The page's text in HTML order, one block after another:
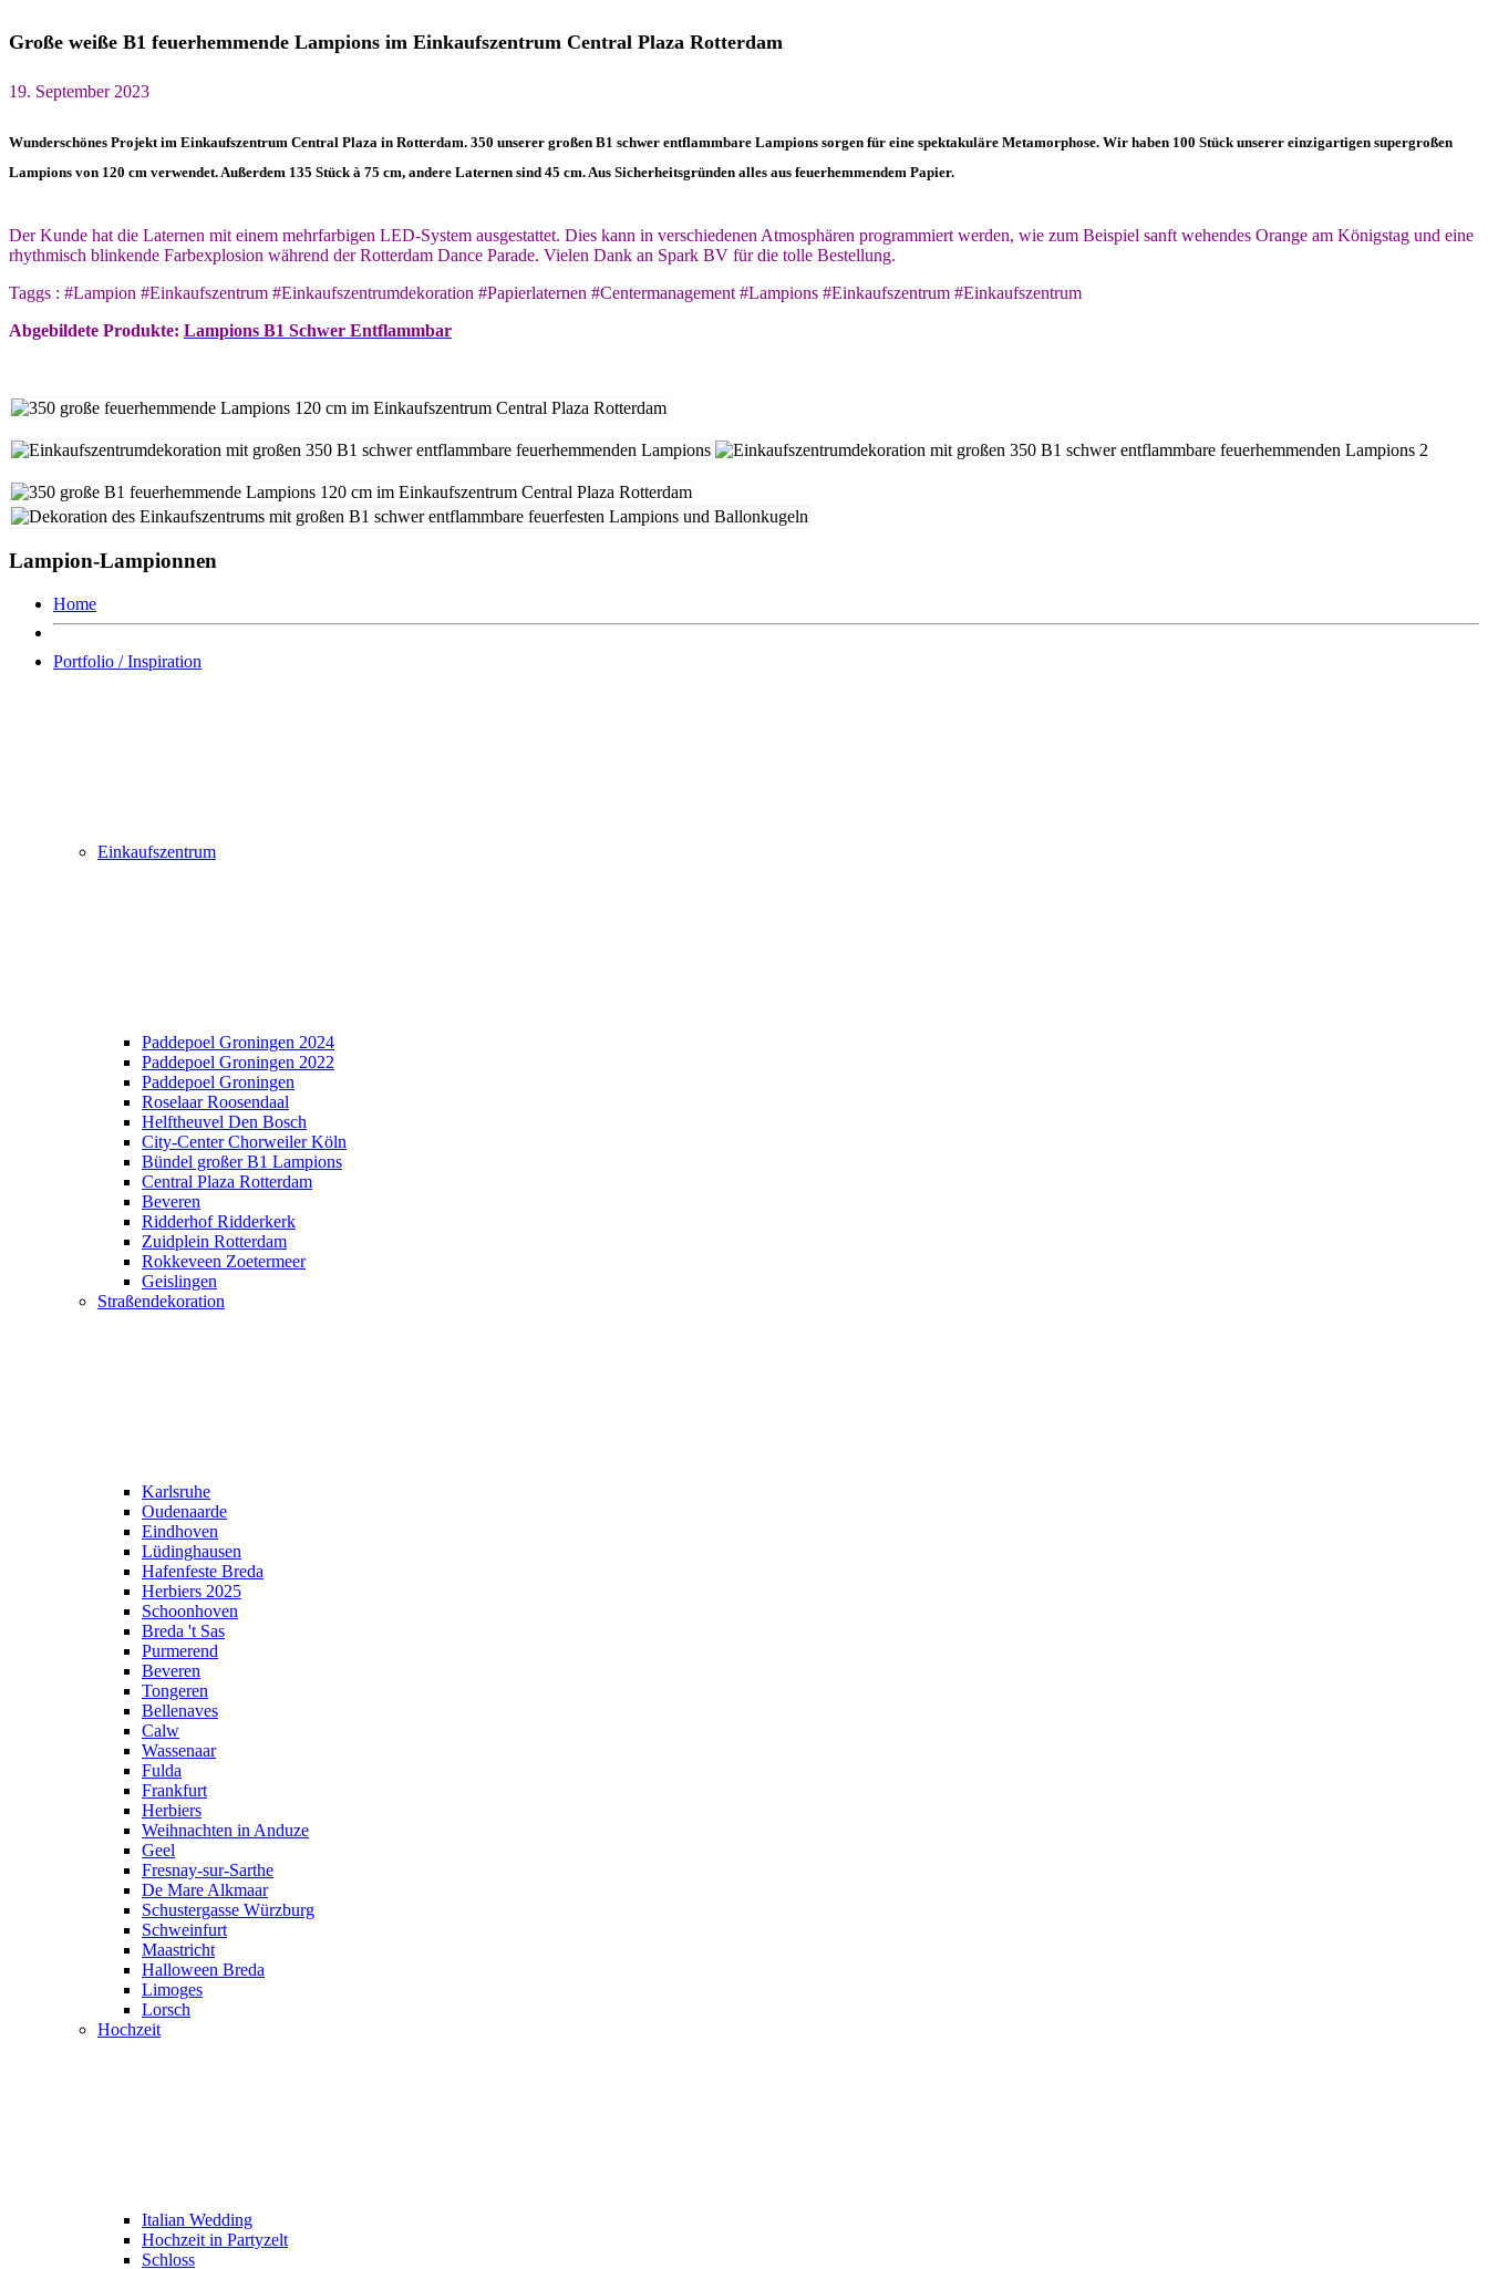
Große weiße B1 feuerhemmende Lampions im Einkaufszentrum Central Plaza Rotterdam
19. September 2023
Wunderschönes Projekt im Einkaufszentrum Central Plaza in Rotterdam. 350 unserer großen B1 schwer entflammbare Lampions sorgen für eine spektakuläre Metamorphose. Wir haben 100 Stück unserer einzigartigen supergroßen
Lampions von 120 cm verwendet. Außerdem 135 Stück à 75 cm, andere Laternen sind 45 cm. Aus Sicherheitsgründen alles aus feuerhemmendem Papier.
Der Kunde hat die Laternen mit einem mehrfarbigen LED-System ausgestattet. Dies kann in verschiedenen Atmosphären programmiert werden, wie zum Beispiel sanft wehendes Orange am Königstag und eine
rhythmisch blinkende Farbexplosion während der Rotterdam Dance Parade. Vielen Dank an Spark BV für die tolle Bestellung.
Taggs : #Lampion #Einkaufszentrum #Einkaufszentrumdekoration #Papierlaternen #Centermanagement #Lampions #Einkaufszentrum #Einkaufszentrum
Abgebildete Produkte: Lampions B1 Schwer Entflammbar
Lampion-Lampionnen
Home
Portfolio / Inspiration
Einkaufszentrum
Paddepoel Groningen 2024
Paddepoel Groningen 2022
Paddepoel Groningen
Roselaar Roosendaal
Helftheuvel Den Bosch
City-Center Chorweiler Köln
Bündel großer B1 Lampions
Central Plaza Rotterdam
Beveren
Ridderhof Ridderkerk
Zuidplein Rotterdam
Rokkeveen Zoetermeer
Geislingen
Straßendekoration
Karlsruhe
Oudenaarde
Eindhoven
Lüdinghausen
Hafenfeste Breda
Herbiers 2025
Schoonhoven
Breda 't Sas
Purmerend
Beveren
Tongeren
Bellenaves
Calw
Wassenaar
Fulda
Frankfurt
Herbiers
Weihnachten in Anduze
Geel
Fresnay-sur-Sarthe
De Mare Alkmaar
Schustergasse Würzburg
Schweinfurt
Maastricht
Halloween Breda
Limoges
Lorsch
Hochzeit
Italian Wedding
Hochzeit in Partyzelt
Schloss